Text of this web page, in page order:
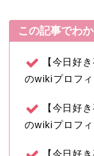
この記事でわ
【今日好
のwikiプロフ
【今日好
のwikiプロフ
【今日好